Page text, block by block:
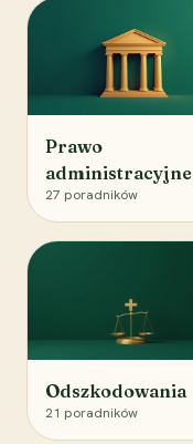
Prawo
administracyjne
27 poradników
Odszkodowania
21 poradników